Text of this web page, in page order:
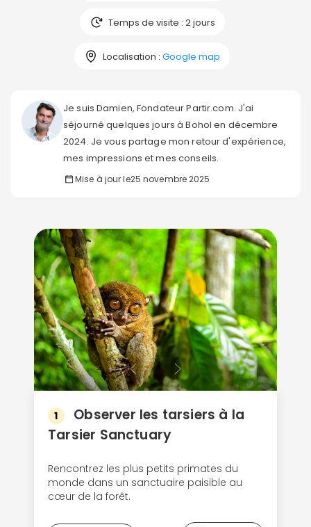
Temps de visite : 2 jours
Localisation : Google map
Je suis Damien, Fondateur Partir.com. J'ai
séjourné quelques jours à Bohol en décembre
2024. Je vous partage mon retour d'expérience,
mes impressions et mes conseils.
Mise à jour le25 novembre 2025
1
Observer les tarsiers à la
Tarsier Sanctuary
Rencontrez les plus petits primates du
monde dans un sanctuaire paisible au
cœur de la forêt.